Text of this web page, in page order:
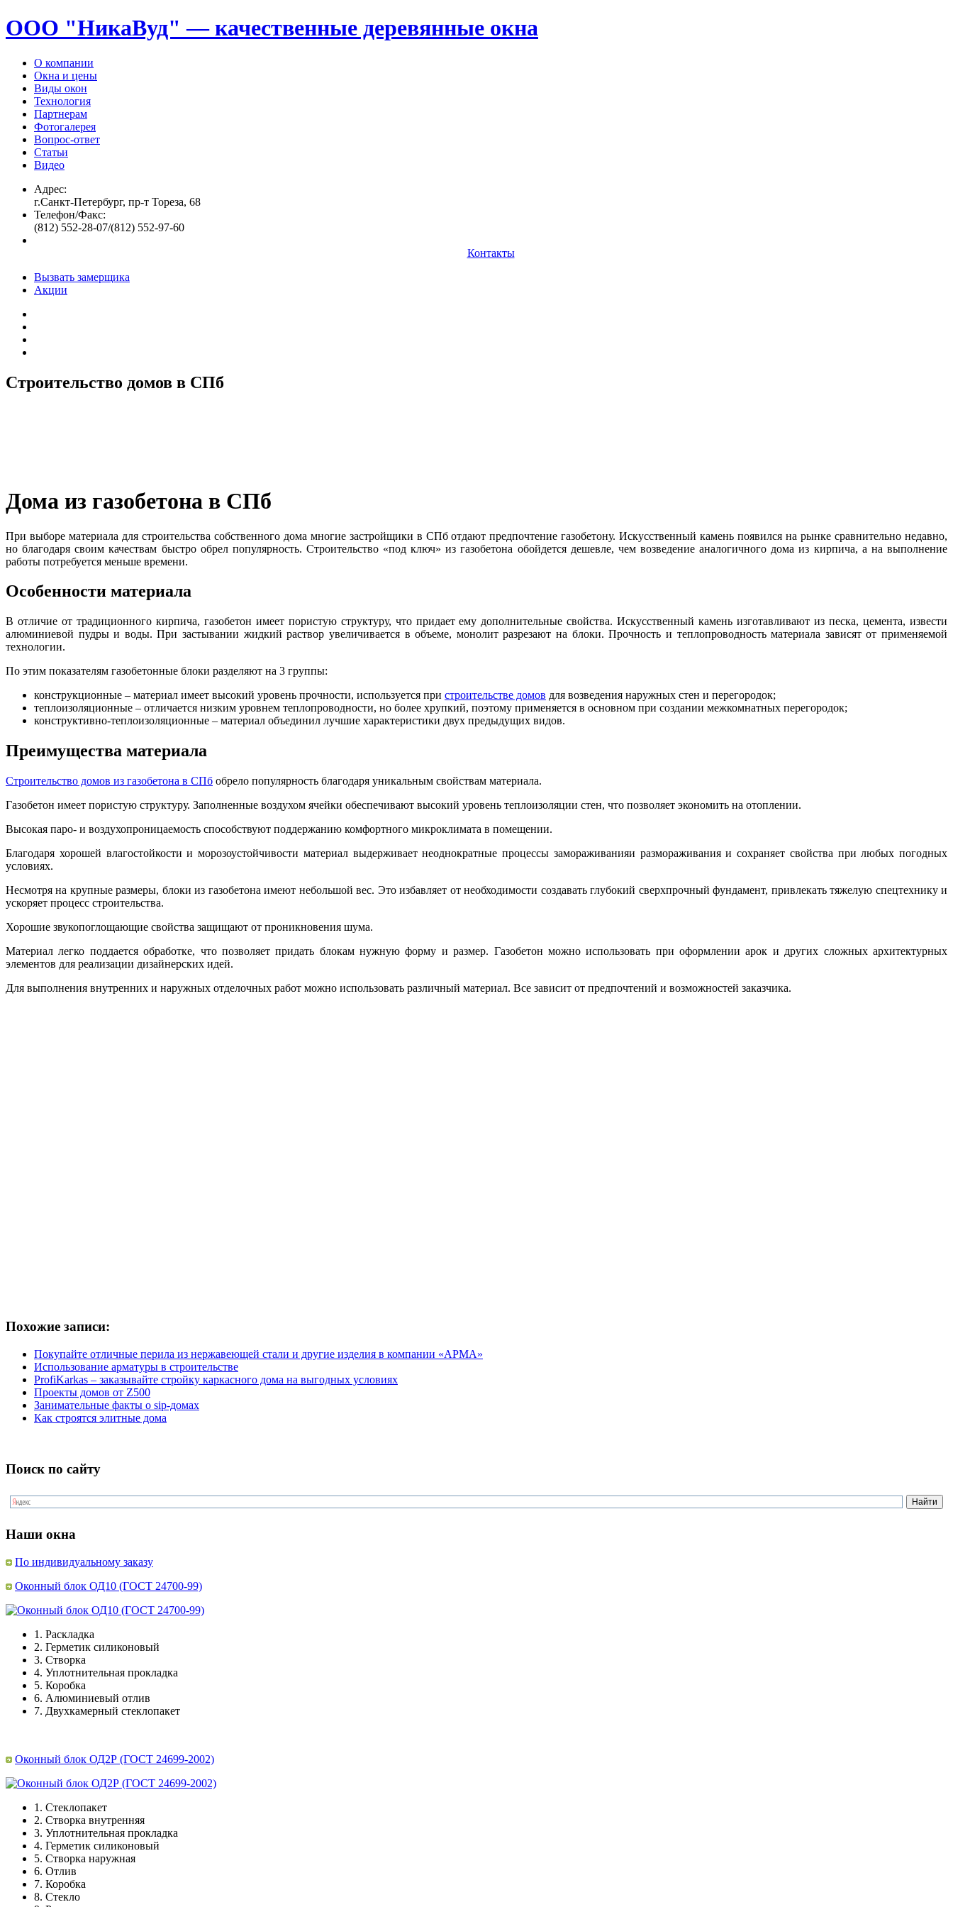
ООО "НикаВуд" — качественные деревянные окна
О компании
Окна и цены
Виды окон
Технология
Партнерам
Фотогалерея
Вопрос-ответ
Статьи
Видео
Адрес:
г.Санкт-Петербург, пр-т Тореза, 68
Телефон/Факс:
(812) 552-28-07/(812) 552-97-60
Контакты
Вызвать замерщика
Акции
Строительство домов в СПб
Дома из газобетона в СПб
При выборе материала для строительства собственного дома многие застройщики в СПб отдают предпочтение газобетону. Искусственный камень появился на рынке сравнительно недавно,
но благодаря своим качествам быстро обрел популярность. Строительство «под ключ» из газобетона обойдется дешевле, чем возведение аналогичного дома из кирпича, а на выполнение
работы потребуется меньше времени.
Особенности материала
В отличие от традиционного кирпича, газобетон имеет пористую структуру, что придает ему дополнительные свойства. Искусственный камень изготавливают из песка, цемента, извести
алюминиевой пудры и воды. При застывании жидкий раствор увеличивается в объеме, монолит разрезают на блоки. Прочность и теплопроводность материала зависят от применяемой
технологии.
По этим показателям газобетонные блоки разделяют на 3 группы:
конструкционные – материал имеет высокий уровень прочности, используется при строительстве домов для возведения наружных стен и перегородок;
теплоизоляционные – отличается низким уровнем теплопроводности, но более хрупкий, поэтому применяется в основном при создании межкомнатных перегородок;
конструктивно-теплоизоляционные – материал объединил лучшие характеристики двух предыдущих видов.
Преимущества материала
Строительство домов из газобетона в СПб обрело популярность благодаря уникальным свойствам материала.
Газобетон имеет пористую структуру. Заполненные воздухом ячейки обеспечивают высокий уровень теплоизоляции стен, что позволяет экономить на отоплении.
Высокая паро- и воздухопроницаемость способствуют поддержанию комфортного микроклимата в помещении.
Благодаря хорошей влагостойкости и морозоустойчивости материал выдерживает неоднократные процессы замораживанияи размораживания и сохраняет свойства при любых погодных
условиях.
Несмотря на крупные размеры, блоки из газобетона имеют небольшой вес. Это избавляет от необходимости создавать глубокий сверхпрочный фундамент, привлекать тяжелую спецтехнику и
ускоряет процесс строительства.
Хорошие звукопоглощающие свойства защищают от проникновения шума.
Материал легко поддается обработке, что позволяет придать блокам нужную форму и размер. Газобетон можно использовать при оформлении арок и других сложных архитектурных
элементов для реализации дизайнерских идей.
Для выполнения внутренних и наружных отделочных работ можно использовать различный материал. Все зависит от предпочтений и возможностей заказчика.
Похожие записи:
Покупайте отличные перила из нержавеющей стали и другие изделия в компании «АРМА»
Использование арматуры в строительстве
ProfiKarkas – заказывайте стройку каркасного дома на выгодных условиях
Проекты домов от Z500
Занимательные факты о sip-домах
Как строятся элитные дома
Поиск по сайту
Наши окна
По индивидуальному заказу
Оконный блок ОД10 (ГОСТ 24700-99)
1. Раскладка
2. Герметик силиконовый
3. Створка
4. Уплотнительная прокладка
5. Коробка
6. Алюминиевый отлив
7. Двухкамерный стеклопакет
Оконный блок ОД2Р (ГОСТ 24699-2002)
1. Стеклопакет
2. Створка внутренняя
3. Уплотнительная прокладка
4. Герметик силиконовый
5. Створка наружная
6. Отлив
7. Коробка
8. Стекло